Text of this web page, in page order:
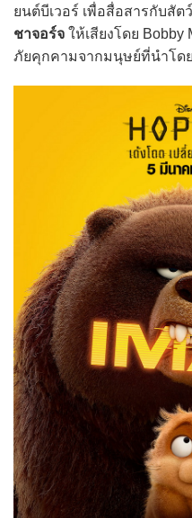
ยนต์บีเวอร์ เพื่อสื่อสารกับสัต
ชาจอร์จ ให้เสียงโดย
ภัยคุกคามจากมนุษย์ที่นำโดย